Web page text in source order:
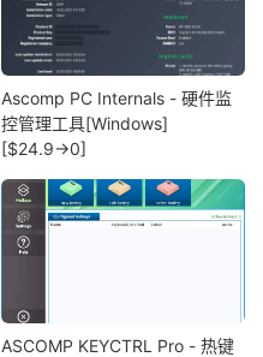
Ascomp PC Internals - 硬件监
控管理工具[Windows]
[$24.9→0]
ASCOMP KEYCTRL Pro - 热键